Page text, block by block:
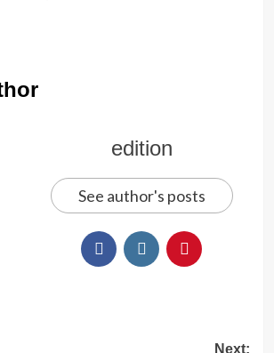
edition
See author's posts
Next: